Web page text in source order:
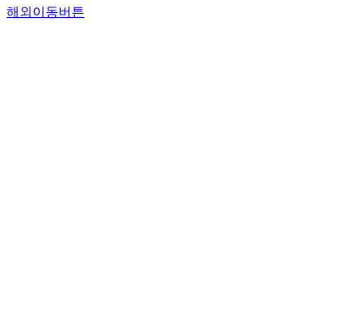
해외이동버튼